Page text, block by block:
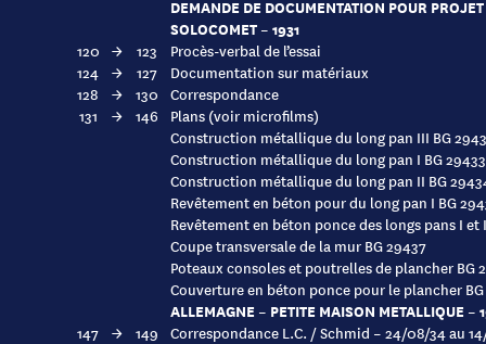
DEMANDE DE DOCUMENTATION POUR
SOLOCOMET – 1931
120 → 123
Procès-verbal de l’essai
124 → 127
Documentation sur matériaux
128
→ 130 Correspondance
131
→ 146
Plans (voir microfilms)
Construction métallique du long pan III BG
Construction métallique du long pan I BG 29433
Construction métallique du long pan II BG
Revêtement en béton pour du long pan I BG
Revêtement en béton ponce des longs pans I et
Coupe transversale de la mur BG 29437
Poteaux consoles et poutrelles de plancher BG
Couverture en béton ponce pour le plancher
ALLEMAGNE – PETITE MAISON METALLIQUE –
147 → 149 Correspondance L.C. / Schmid – 24/08/34 au